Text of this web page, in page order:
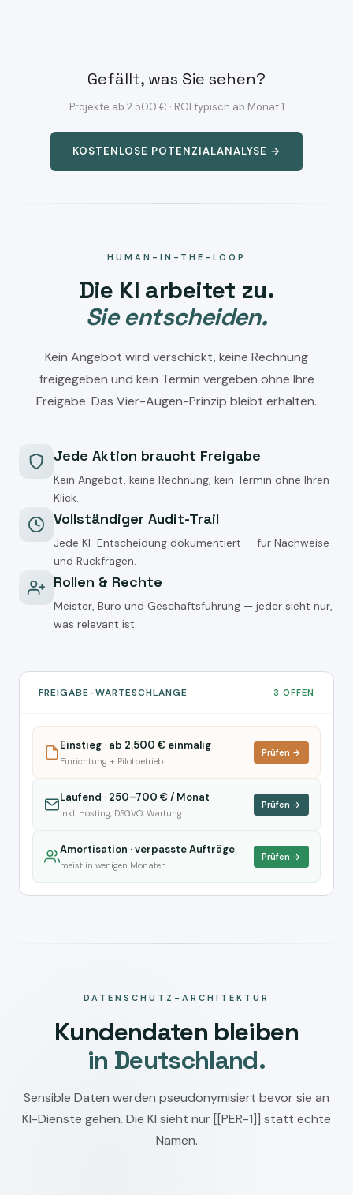
Gefällt, was Sie sehen?
Projekte ab 2.500 € · ROI typisch ab Monat 1
KOSTENLOSE POTENZIALANALYSE →
HUMAN-IN-THE-LOOP
Die KI arbeitet zu.
Sie entscheiden.
Kein Angebot wird verschickt, keine Rechnung
freigegeben und kein Termin vergeben ohne Ihre
Freigabe. Das Vier-Augen-Prinzip bleibt erhalten.
Jede Aktion braucht Freigabe
Kein Angebot, keine Rechnung, kein Termin ohne Ihren
Klick.
Vollständiger Audit-Trail
Jede KI-Entscheidung dokumentiert — für Nachweise
und Rückfragen.
Rollen & Rechte
Meister, Büro und Geschäftsführung — jeder sieht nur,
was relevant ist.
FREIGABE-WARTESCHLANGE 3 OFFEN
Einstieg · ab 2.500 € einmalig
Einrichtung + Pilotbetrieb
Prüfen →
Laufend · 250–700 € / Monat
inkl. Hosting, DSGVO, Wartung
Prüfen →
Amortisation · verpasste Aufträge
meist in wenigen Monaten
Prüfen →
DATENSCHUTZ-ARCHITEKTUR
Kundendaten bleiben
in Deutschland.
Sensible Daten werden pseudonymisiert bevor sie an
KI-Dienste gehen. Die KI sieht nur [[PER-1]] statt echte
Namen.